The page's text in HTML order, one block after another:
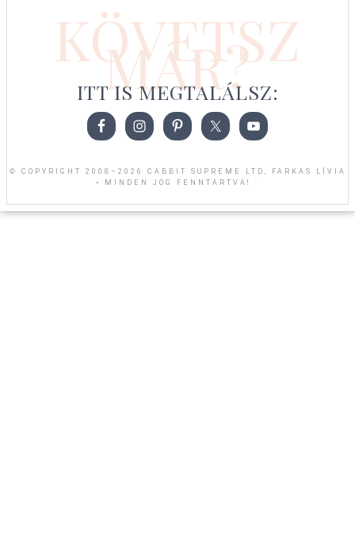
KÖVETSZ
MÁR?
ITT IS MEGTALÁLSZ:
© COPYRIGHT 2008–2026 CABBIT SUPREME LTD, FARKAS LÍVIA
• MINDEN JOG FENNTARTVA! ·